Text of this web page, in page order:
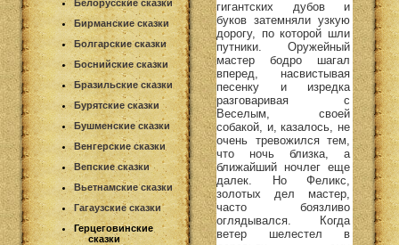
Белорусские сказки
Бирманские сказки
Болгарские сказки
Боснийские сказки
Бразильские сказки
Бурятские сказки
Бушменские сказки
Венгерские сказки
Вепские сказки
Вьетнамские сказки
Гагаузские сказки
Герцеговинские
сказки
гигантских дубов и
буков затемняли узкую
дорогу, по которой шли
путники. Оружейный
мастер бодро шагал
вперед, насвистывая
песенку и изредка
разговаривая с
Веселым, своей
собакой, и, казалось, не
очень тревожился тем,
что ночь близка, а
ближайший ночлег еще
далек. Но Феликс,
золотых дел мастер,
часто боязливо
оглядывался. Когда
ветер шелестел в